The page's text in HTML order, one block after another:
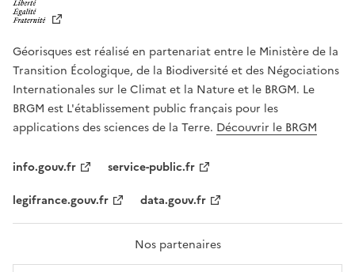
T
É
,
É
G
A
L
F
A
T
Géorisques est réalisé en partenariat entre le Ministère de la
Transition Écologique, de la Biodiversité et des Négociations
Internationales sur le Climat et la Nature et le BRGM. Le
BRGM est L'établissement public français pour les
applications des sciences de la Terre. Découvrir le BRGM
info.gouv.fr
service-public.fr
legifrance.gouv.fr
data.gouv.fr
Nos partenaires